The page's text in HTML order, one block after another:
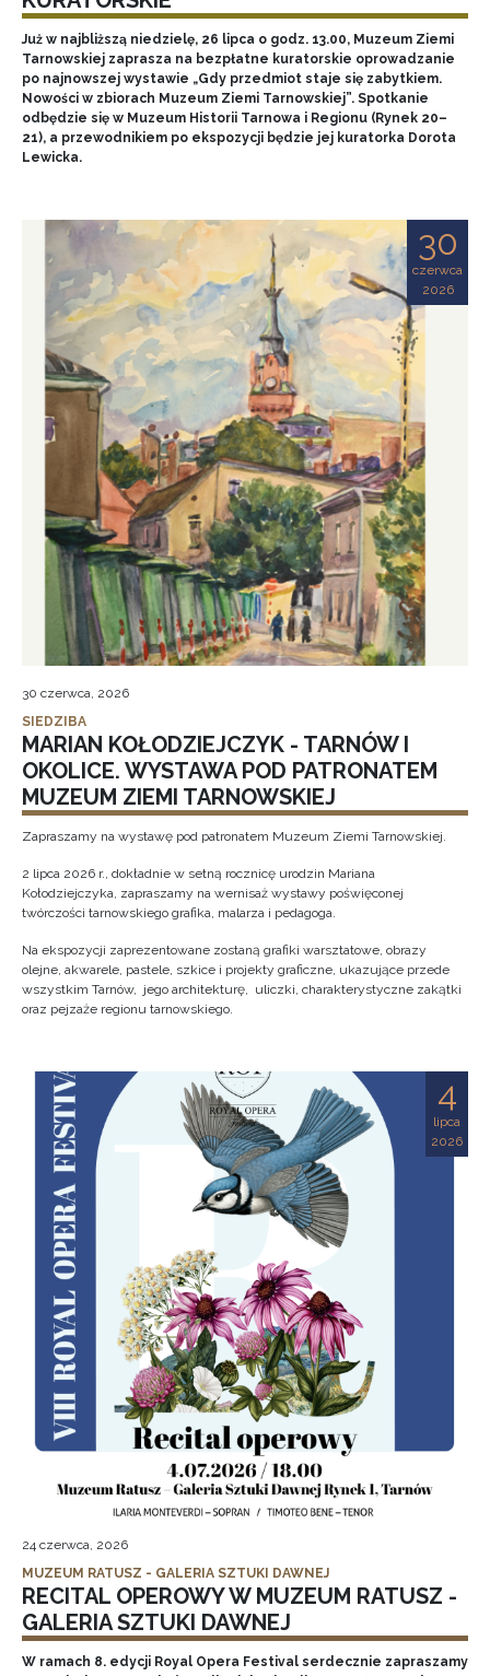
Już w najbliższą niedzielę, 26 lipca o godz. 13.00, Muzeum Ziemi
Tarnowskiej zaprasza na bezpłatne kuratorskie oprowadzanie
po najnowszej wystawie „Gdy przedmiot staje się zabytkiem.
Nowości w zbiorach Muzeum Ziemi Tarnowskiej”. Spotkanie
odbędzie się w Muzeum Historii Tarnowa i Regionu (Rynek 20–
21), a przewodnikiem po ekspozycji będzie jej kuratorka Dorota
Lewicka.
30
czerwca
2026
30 czerwca, 2026
SIEDZIBA
MARIAN KOŁODZIEJCZYK - TARNÓW I
OKOLICE. WYSTAWA POD PATRONATEM
MUZEUM ZIEMI TARNOWSKIEJ
Zapraszamy na wystawę pod patronatem Muzeum Ziemi Tarnowskiej.
2 lipca 2026 r., dokładnie w setną rocznicę urodzin Mariana
Kołodziejczyka, zapraszamy na wernisaż wystawy poświęconej
twórczości tarnowskiego grafika, malarza i pedagoga.
Na ekspozycji zaprezentowane zostaną grafiki warsztatowe, obrazy
olejne, akwarele, pastele, szkice i projekty graficzne, ukazujące przede
wszystkim Tarnów, jego architekturę, uliczki, charakterystyczne zakątki
oraz pejzaże regionu tarnowskiego.
4
lipca
2026
24 czerwca, 2026
MUZEUM RATUSZ - GALERIA SZTUKI DAWNEJ
RECITAL OPEROWY W MUZEUM RATUSZ -
GALERIA SZTUKI DAWNEJ
W ramach 8. edycji Royal Opera Festival serdecznie zapraszamy